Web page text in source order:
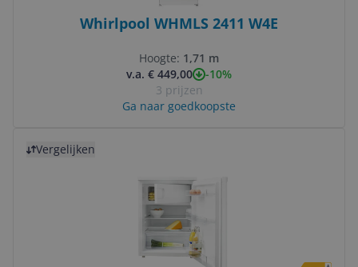
Whirlpool WHMLS 2411 W4E
Hoogte: 1,71 m
v.a. € 449,00
-10%
3 prijzen
Ga naar goedkoopste
Vergelijken